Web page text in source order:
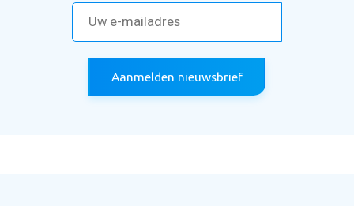
Aanmelden nieuwsbrief